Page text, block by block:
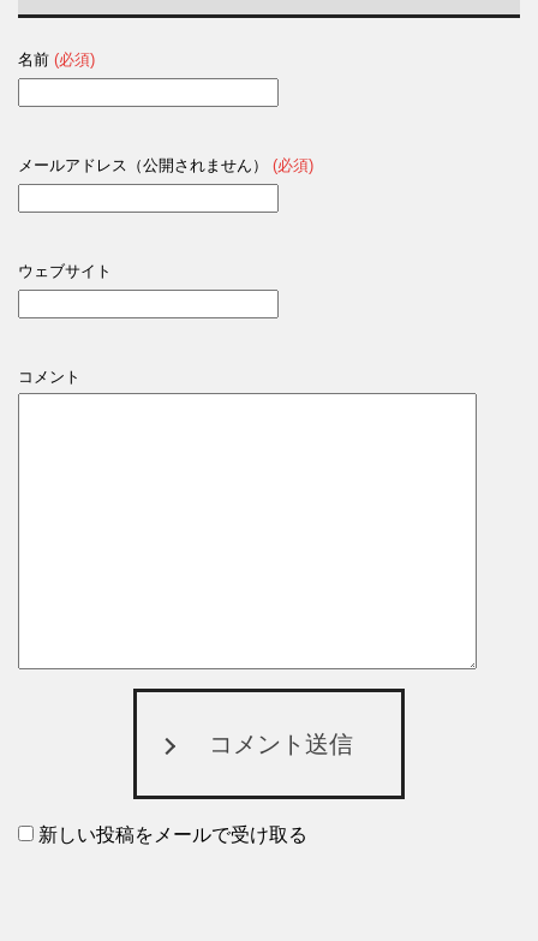
名前 (必須)
メールアドレス（公開されません） (必須)
ウェブサイト
コメント
コメント送信
新しい投稿をメールで受け取る